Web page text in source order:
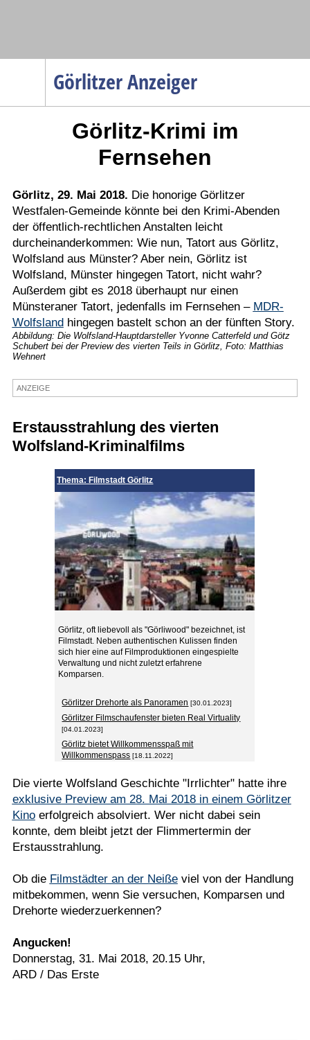
Görlitzer Anzeiger
Wirtschaft
Service
Verkehr
Gesundheit
Kultur
Sport
Termine
Kostenlos
Görlitz-Krimi im
Fernsehen
Görlitz, 29. Mai 2018. Die honorige Görlitzer
Westfalen-Gemeinde könnte bei den Krimi-Abenden
der öffentlich-rechtlichen Anstalten leicht
durcheinanderkommen: Wie nun, Tatort aus Görlitz,
Wolfsland aus Münster? Aber nein, Görlitz ist
Wolfsland, Münster hingegen Tatort, nicht wahr?
Außerdem gibt es 2018 überhaupt nur einen
Münsteraner Tatort, jedenfalls im Fernsehen – MDR-
Wolfslandhingegen bastelt schon an der fünften Story.
Abbildung: Die Wolfsland-Hauptdarsteller Yvonne Catterfeld und Götz
Schubert bei der Preview des vierten Teils in Görlitz, Foto: Matthias
Wehnert
ANZEIGE
Erstausstrahlung des vierten
Wolfsland-Kriminalfilms
Thema: Filmstadt Görlitz
Görlitz, oft liebevoll als "Görliwood" bezeichnet, ist
Filmstadt. Neben authentischen Kulissen finden
sich hier eine auf Filmproduktionen eingespielte
Verwaltung und nicht zuletzt erfahrene
Komparsen.
Görlitzer Drehorte als Panoramen [30.01.2023]
Görlitzer Filmschaufenster bieten Real Virtuality
[04.01.2023]
Görlitz bietet Willkommensspaß mit
Willkommenspass [18.11.2022]
Die vierte Wolfsland Geschichte "Irrlichter" hatte ihre
exklusive Preview am 28. Mai 2018 in einem Görlitzer
Kinoerfolgreich absolviert. Wer nicht dabei sein
konnte, dem bleibt jetzt der Flimmertermin der
Erstausstrahlung.
Ob die Filmstädter an der Neißeviel von der Handlung
mitbekommen, wenn Sie versuchen, Komparsen und
Drehorte wiederzuerkennen?
Angucken!
Donnerstag, 31. Mai 2018, 20.15 Uhr,
ARD / Das Erste